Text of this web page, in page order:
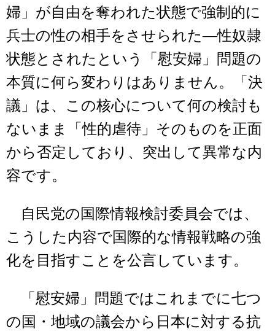
婦」が自由を奪われた状態で強制的に
兵士の性の相手をさせられた―性奴隷
状態とされたという「慰安婦」問題の
本質に何ら変わりはありません。「決
議」は、この核心について何の検討も
ないまま「性的虐待」そのものを正面
から否定しており、突出して異常な内
容です。
自民党の国際情報検討委員会では、
こうした内容で国際的な情報戦略の強
化を目指すことを公言しています。
「慰安婦」問題ではこれまでに七つ
の国・地域の議会から日本に対する抗